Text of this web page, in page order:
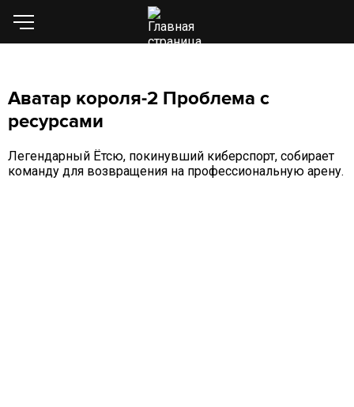
Аватар короля-2 Проблема с
ресурсами
Легендарный Ётсю, покинувший киберспорт, собирает
команду для возвращения на профессиональную арену.